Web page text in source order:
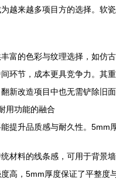
越来越多项目方的选择。软
富的色彩与纹理选择，如仿
环节，成本更具竞争力。其
新改造项目中也无需铲除旧
用功能的融合
提升品质感与耐久性。5mm
材料的线条感，可用于背景
高，5mm厚度保证了平整